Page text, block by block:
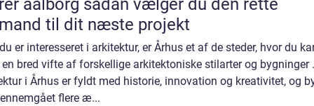
sådan vælger du den rette
til dit næste projekt
er interesseret i arkitektur, er Århus et af de steder, hvor du
bred vifte af forskellige arkitektoniske stilarter og bygninger .
i Århus er fyldt med historie, innovation og kreativitet, og
flere æ...